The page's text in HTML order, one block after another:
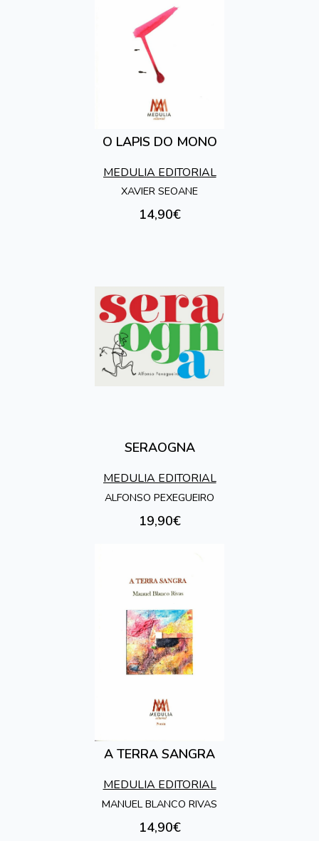
O LAPIS DO MONO
MEDULIA EDITORIAL
XAVIER SEOANE
14,90€
SERAOGNA
MEDULIA EDITORIAL
ALFONSO PEXEGUEIRO
19,90€
A TERRA SANGRA
MEDULIA EDITORIAL
MANUEL BLANCO RIVAS
14,90€